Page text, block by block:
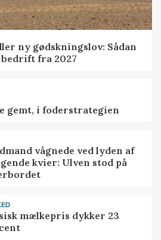
ny gødskningslov: Sådan
fra 2027
gemt, i foderstrategien
vågnede ved lyden af
kvier: Ulven stod på
mælkepris dykker 23